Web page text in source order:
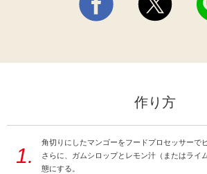
作り方
1.
角切りにしたマンゴーをフードプロセッサーで
さらに、ガムシロップとレモン汁（またはライ
態にする。